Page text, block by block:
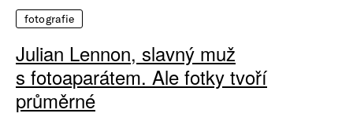
fotografie
Julian Lennon, slavný muž
s fotoaparátem. Ale fotky tvoří
průměrné